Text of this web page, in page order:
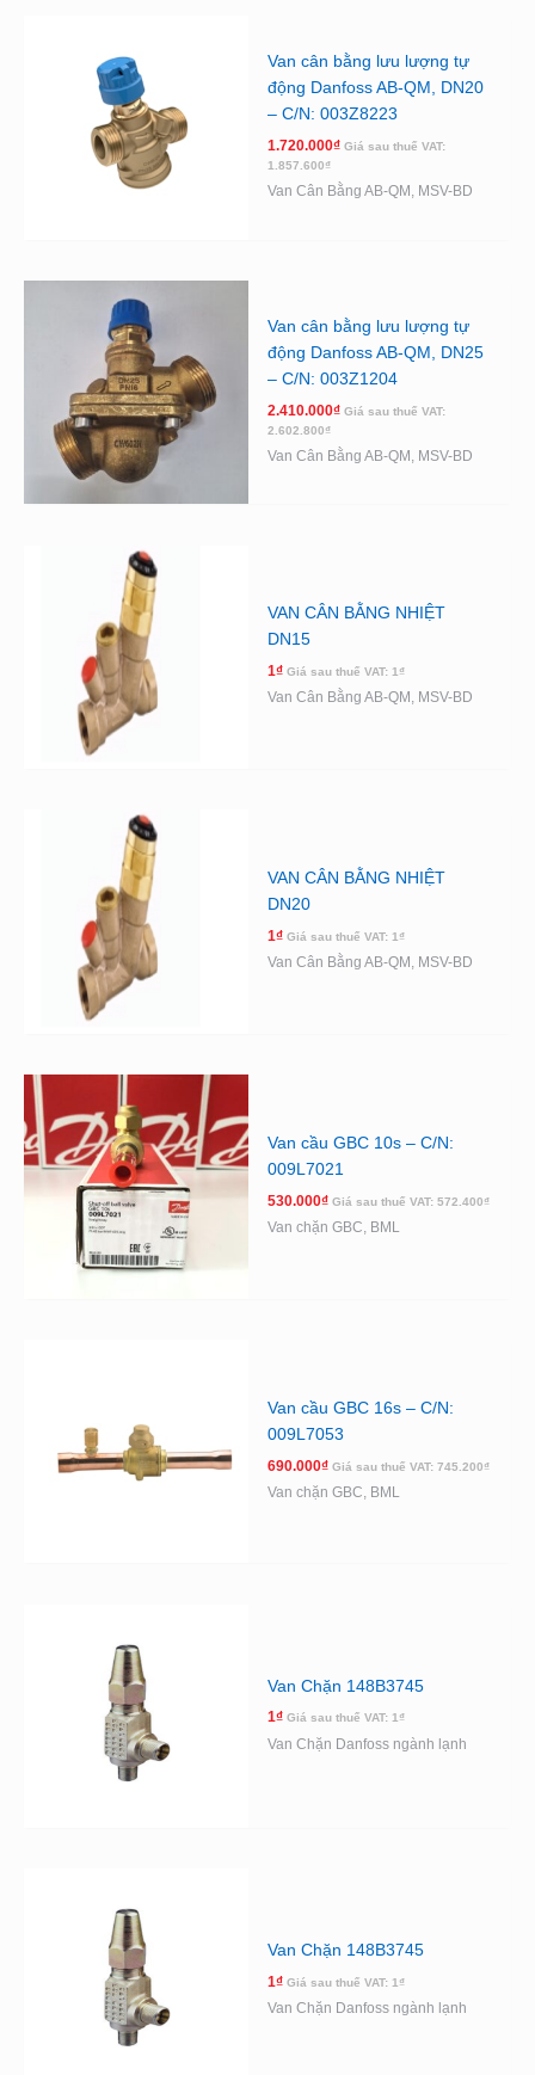
Van cân bằng lưu lượng tự
động Danfoss AB-QM, DN20
– C/N: 003Z8223
1.720.000₫ Giá sau thuế VAT:
1.857.600₫
Van Cân Bằng AB-QM, MSV-BD
Van cân bằng lưu lượng tự
động Danfoss AB-QM, DN25
– C/N: 003Z1204
2.410.000₫ Giá sau thuế VAT:
2.602.800₫
Van Cân Bằng AB-QM, MSV-BD
VAN CÂN BẰNG NHIỆT
DN15
1₫ Giá sau thuế VAT: 1₫
Van Cân Bằng AB-QM, MSV-BD
VAN CÂN BẰNG NHIỆT
DN20
1₫ Giá sau thuế VAT: 1₫
Van Cân Bằng AB-QM, MSV-BD
Van cầu GBC 10s – C/N:
009L7021
530.000₫ Giá sau thuế VAT: 572.400₫
Van chặn GBC, BML
Van cầu GBC 16s – C/N:
009L7053
690.000₫ Giá sau thuế VAT: 745.200₫
Van chặn GBC, BML
Van Chặn 148B3745
1₫ Giá sau thuế VAT: 1₫
Van Chặn Danfoss ngành lạnh
Van Chặn 148B3745
1₫ Giá sau thuế VAT: 1₫
Van Chặn Danfoss ngành lạnh